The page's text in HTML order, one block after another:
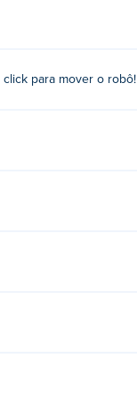
para mover o robô!